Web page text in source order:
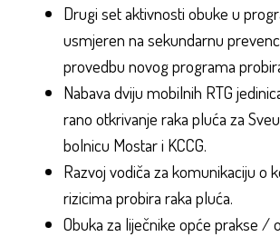
Drugi set aktivnosti obuke u
usmjeren na sekundarnu
provedbu novog programa
Nabava dviju mobilnih RTG
rano otkrivanje raka pluća za
bolnicu Mostar i KCCG.
Razvoj vodiča za komunikaciju o
rizicima probira raka pluća.
Obuka za liječnike opće prakse /